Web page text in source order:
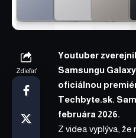
Zdieľať
Youtuber
Samsungu
oficiálnou
Techbyte.sk.
februára 2026.
Z videa vyplýva, že